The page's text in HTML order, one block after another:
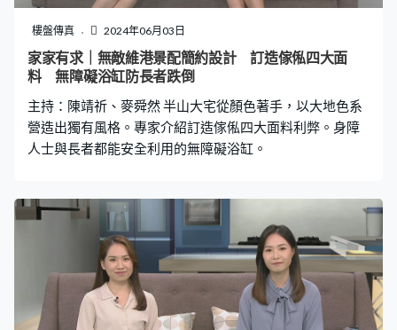
樓盤傳真 2024年06月03日
家家有求｜無敵維港景配簡約設計 訂造傢俬四大面
料 無障礙浴缸防長者跌倒
主持：陳靖祈、麥舜然 半山大宅從顏色著手，以大地色系
營造出獨有風格。專家介紹訂造傢俬四大面料利弊。身障
人士與長者都能安全利用的無障礙浴缸。